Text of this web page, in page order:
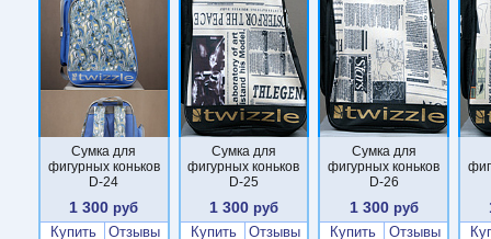
Сумка для
фигурных коньков
D-24
1 300 руб
Купить
Отзывы
Сумка для
фигурных коньков
D-25
1 300 руб
Купить
Отзывы
Сумка для
фигурных коньков
D-26
1 300руб
Купить
Отзывы